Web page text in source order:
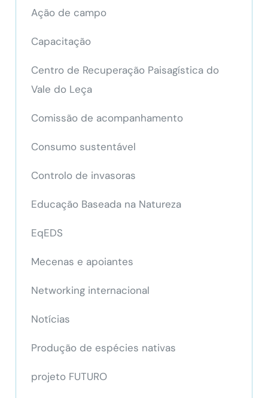
Ação de campo
Capacitação
Centro de Recuperação Paisagística do
Vale do Leça
Comissão de acompanhamento
Consumo sustentável
Controlo de invasoras
Educação Baseada na Natureza
EqEDS
Mecenas e apoiantes
Networking internacional
Notícias
Produção de espécies nativas
projeto FUTURO